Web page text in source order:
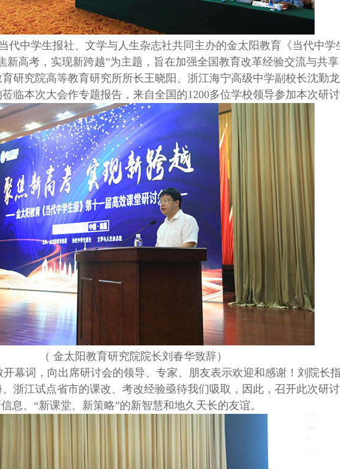
代中学生报社、文学与人生杂志社共同主办的金太阳教育《当代中学
新高考，实现新跨越”为主题，旨在加强全国教育改革经验交流与共
研究院高等教育研究所所长王晓阳、浙江海宁高级中学副校长沈勤
临本次大会作专题报告，来自全国的1200多位学校领导参加本次研讨
（ 金太阳教育研究院院长刘春华致辞）
幕词，向出席研讨会的领导、专家、朋友表示欢迎和感谢！刘院长
浙江试点省市的课改、考改经验亟待我们吸取，因此，召开此次研
息、“新课堂、新策略”的新智慧和地久天长的友谊。